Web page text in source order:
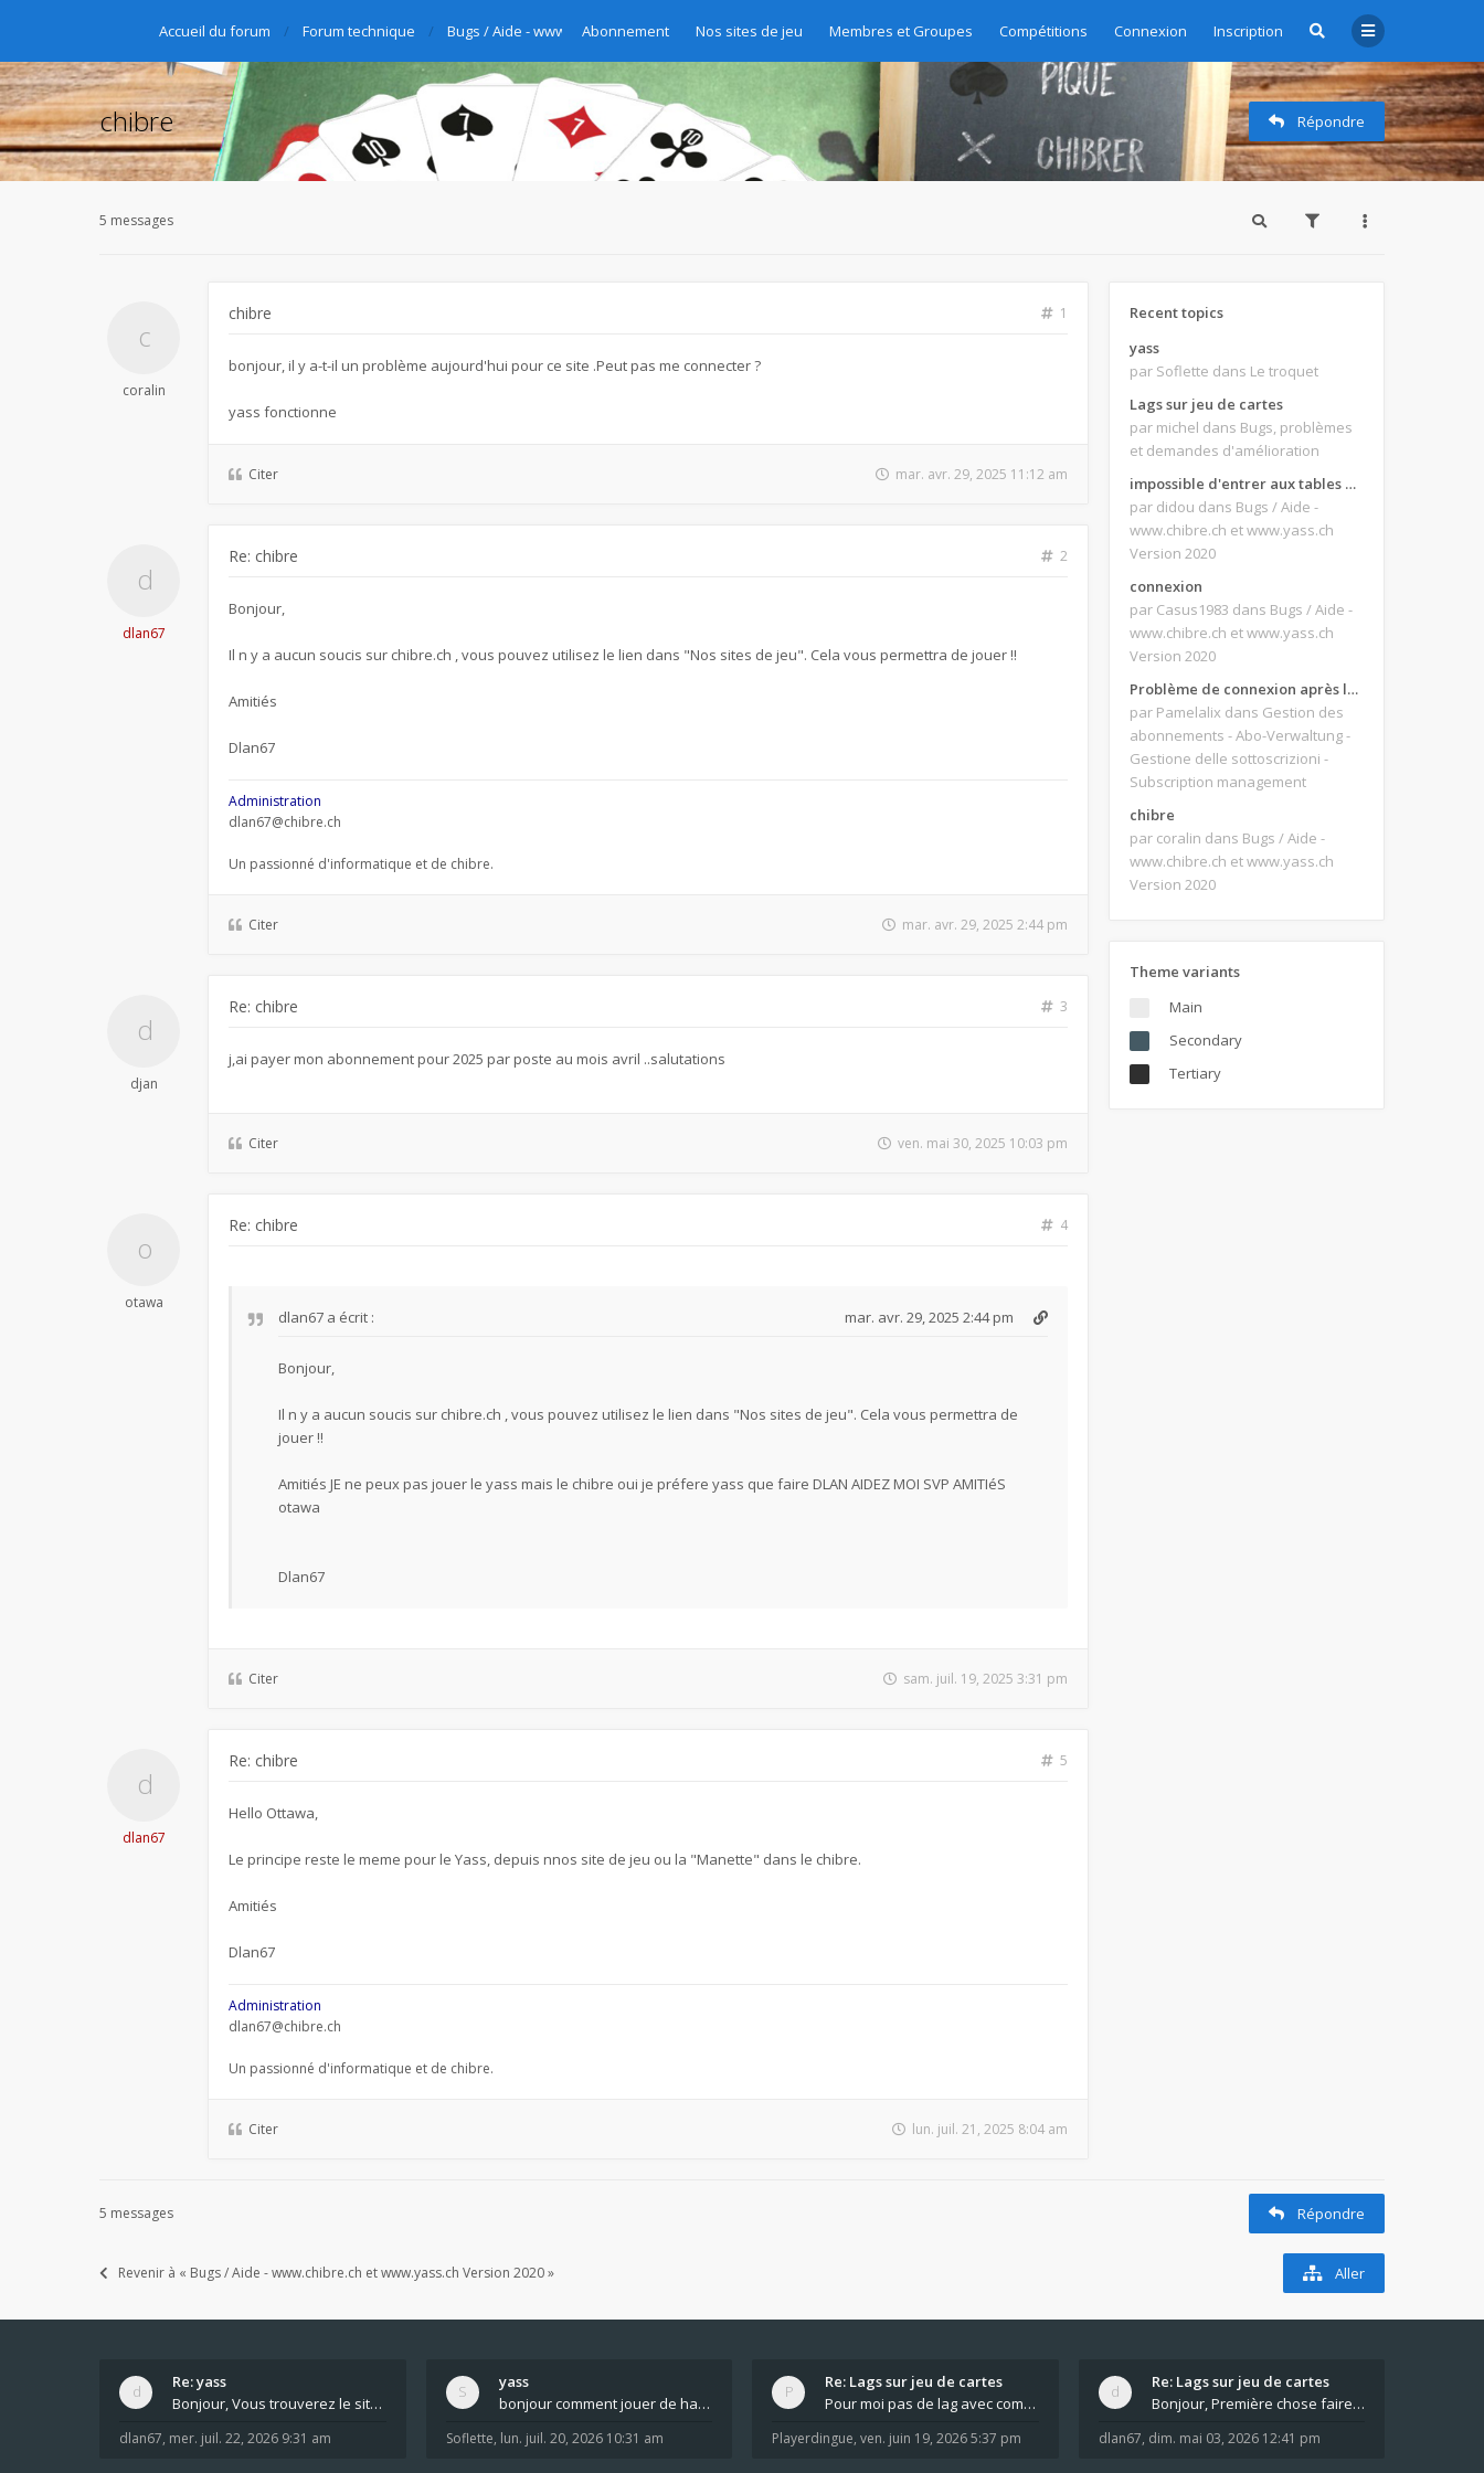
Abonnement Nos sites de jeu Membres et Groupes Compétitions Connexion Inscription
Accueil du forum Forum technique Bugs / Aide - www.chibre.ch et www.yass.ch Version 2020
chibre Répondre
5 messages
coralin
chibre 1
bonjour, il y a-t-il un problème aujourd'hui pour ce site .Peut pas me connecter ?
yass fonctionne
Citer mar. avr. 29, 2025 11:12 am
dlan67
Re: chibre 2
Bonjour,
Il n y a aucun soucis sur chibre.ch , vous pouvez utilisez le lien dans "Nos sites de jeu". Cela vous permettra de jouer !!
Amitiés
Dlan67
Administration
dlan67@chibre.ch
Un passionné d'informatique et de chibre.
Citer mar. avr. 29, 2025 2:44 pm
djan
Re: chibre 3
j,ai payer mon abonnement pour 2025 par poste au mois avril ..salutations
Citer ven. mai 30, 2025 10:03 pm
otawa
Re: chibre 4
dlan67 a écrit : mar. avr. 29, 2025 2:44 pm
Bonjour,
Il n y a aucun soucis sur chibre.ch , vous pouvez utilisez le lien dans "Nos sites de jeu". Cela vous permettra de
jouer !!
Amitiés JE ne peux pas jouer le yass mais le chibre oui je préfere yass que faire DLAN AIDEZ MOI SVP AMITIéS
otawa
Dlan67
Citer sam. juil. 19, 2025 3:31 pm
dlan67
Re: chibre 5
Hello Ottawa,
Le principe reste le meme pour le Yass, depuis nnos site de jeu ou la "Manette" dans le chibre.
Amitiés
Dlan67
Administration
dlan67@chibre.ch
Un passionné d'informatique et de chibre.
Citer lun. juil. 21, 2025 8:04 am
Recent topics
yass
par Soflette dans Le troquet
Lags sur jeu de cartes
par michel dans Bugs, problèmes
et demandes d'amélioration
impossible d'entrer aux tables de jeux
par didou dans Bugs / Aide -
www.chibre.ch et www.yass.ch
Version 2020
connexion
par Casus1983 dans Bugs / Aide -
www.chibre.ch et www.yass.ch
Version 2020
Problème de connexion après le changement d'adresse e-mail.
par Pamelalix dans Gestion des
abonnements - Abo-Verwaltung -
Gestione delle sottoscrizioni -
Subscription management
chibre
par coralin dans Bugs / Aide -
www.chibre.ch et www.yass.ch
Version 2020
Theme variants
Main
Secondary
Tertiary
5 messages Répondre
Revenir à « Bugs / Aide - www.chibre.ch et www.yass.ch Version 2020 » Aller
Re: yass
Bonjour, Vous trouverez le site ici dans le foru
dlan67, mer. juil. 22, 2026 9:31 am
yass
bonjour comment jouer de haut en bas tout atout mi
Soflette, lun. juil. 20, 2026 10:31 am
Re: Lags sur jeu de cartes
Pour moi pas de lag avec comme navigateur Chrome
Playerdingue, ven. juin 19, 2026 5:37 pm
Re: Lags sur jeu de cartes
Bonjour, Première chose faire un arrêt complet de
dlan67, dim. mai 03, 2026 12:41 pm